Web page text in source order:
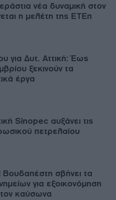
νέα δυναμική στον
η μελέτη της ΕΤΕπ
για Δυτ. Αττική: Έως
ξεκινούν τα
έργα
Sinopec αυξάνει τις
πετρελαίου
σβήνει τα
για εξοικονόμηση
καύσωνα